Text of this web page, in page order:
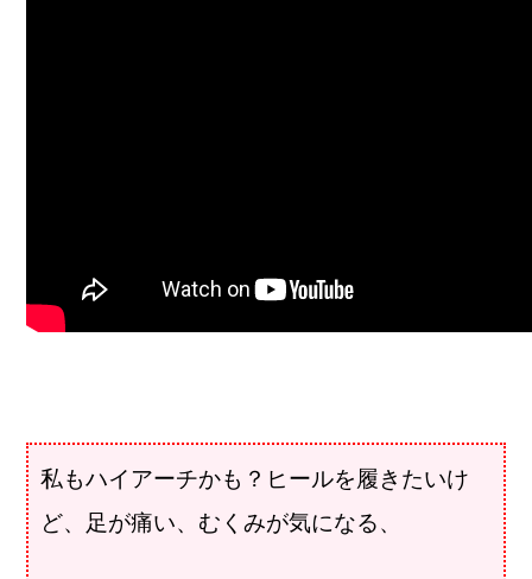
私もハイアーチかも？ヒールを履きたいけ
ど、足が痛い、むくみが気になる、